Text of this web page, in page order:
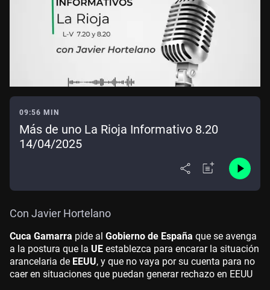
09:56 MIN
Más de uno La Rioja Informativo 8.20
14/04/2025
Con Javier Hortelano
Cuca Gamarra pide al Gobierno de España que se avenga
a la postura que la UE establezca para encarar la situación
arancelaria de EEUU, y que no vaya por su cuenta para no
caer en situaciones que puedan generar rechazo en EEUU